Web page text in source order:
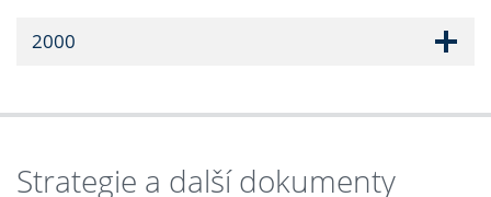
2000
Strategie a další dokumenty